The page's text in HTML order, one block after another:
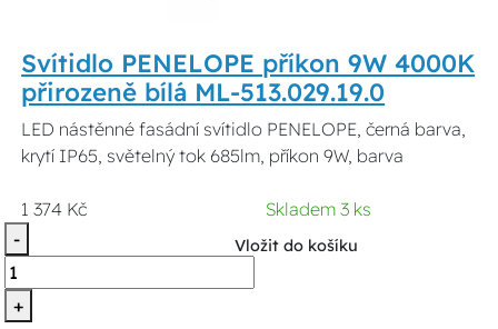
Svítidlo PENELOPE příkon 9W 4000K
přirozeně bílá ML-513.029.19.0
LED nástěnné fasádní svítidlo PENELOPE, černá barva,
krytí IP65, světelný tok 685lm, příkon 9W, barva
1 374 Kč
Skladem 3 ks
-
+
Vložit do košíku